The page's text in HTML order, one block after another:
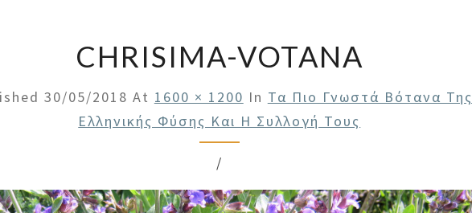
CHRISIMA-VOTANA
30/05/2018 At 1600 × 1200 In Τα Πιο Γνωστά Βότανα Της
Ελληνικής Φύσης Και Η Συλλογή Τους
/